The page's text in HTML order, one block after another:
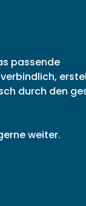
passende
durch den
weiter.